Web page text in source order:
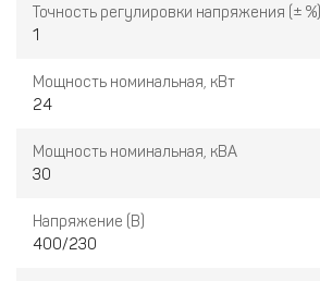
Точность регулировки напряжения (± %)
1
Мощность номинальная, кВт
24
Мощность номинальная, кВА
30
Напряжение (В)
400/230